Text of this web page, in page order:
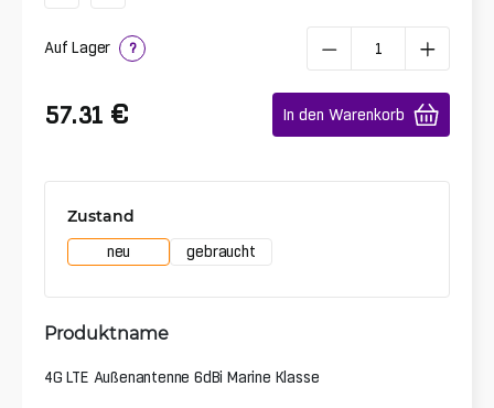
Auf Lager ?
57.31 € In den Warenkorb
Zustand
neu gebraucht
Produktname
4G LTE Außenantenne 6dBi Marine Klasse